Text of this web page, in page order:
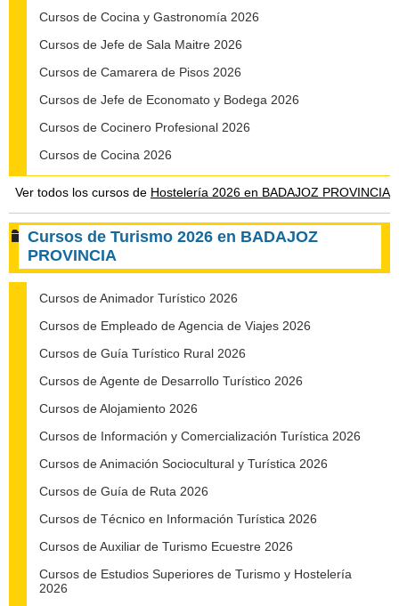
Cursos de Cocina y Gastronomía 2026
Cursos de Jefe de Sala Maitre 2026
Cursos de Camarera de Pisos 2026
Cursos de Jefe de Economato y Bodega 2026
Cursos de Cocinero Profesional 2026
Cursos de Cocina 2026
Ver todos los cursos de Hostelería 2026 en BADAJOZ PROVINCIA
Cursos de Turismo 2026 en BADAJOZ
PROVINCIA
Cursos de Animador Turístico 2026
Cursos de Empleado de Agencia de Viajes 2026
Cursos de Guía Turístico Rural 2026
Cursos de Agente de Desarrollo Turístico 2026
Cursos de Alojamiento 2026
Cursos de Información y Comercialización Turística 2026
Cursos de Animación Sociocultural y Turística 2026
Cursos de Guía de Ruta 2026
Cursos de Técnico en Información Turística 2026
Cursos de Auxiliar de Turismo Ecuestre 2026
Cursos de Estudios Superiores de Turismo y Hostelería
2026